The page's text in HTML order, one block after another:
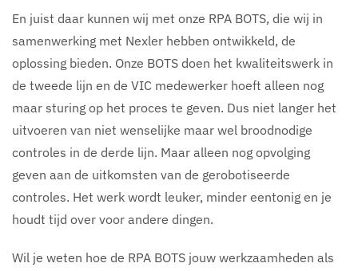
En juist daar kunnen wij met onze RPA BOTS, die wij in
samenwerking met Nexler hebben ontwikkeld, de
oplossing bieden. Onze BOTS doen het kwaliteitswerk in
de tweede lijn en de VIC medewerker hoeft alleen nog
maar sturing op het proces te geven. Dus niet langer het
uitvoeren van niet wenselijke maar wel broodnodige
controles in de derde lijn. Maar alleen nog opvolging
geven aan de uitkomsten van de gerobotiseerde
controles. Het werk wordt leuker, minder eentonig en je
houdt tijd over voor andere dingen.
Wil je weten hoe de RPA BOTS jouw werkzaamheden als